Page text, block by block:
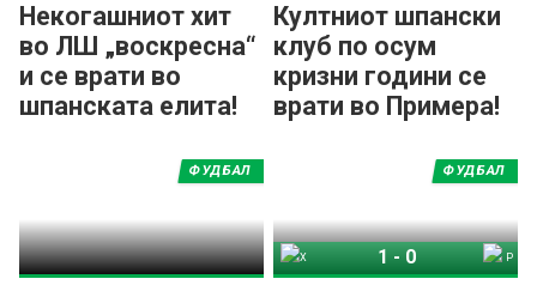
Некогашниот хит
во ЛШ „воскресна“
и се врати во
шпанската елита!
Култниот шпански
клуб по осум
кризни години се
врати во Примера!
ФУДБАЛ ФУДБАЛ
1-0